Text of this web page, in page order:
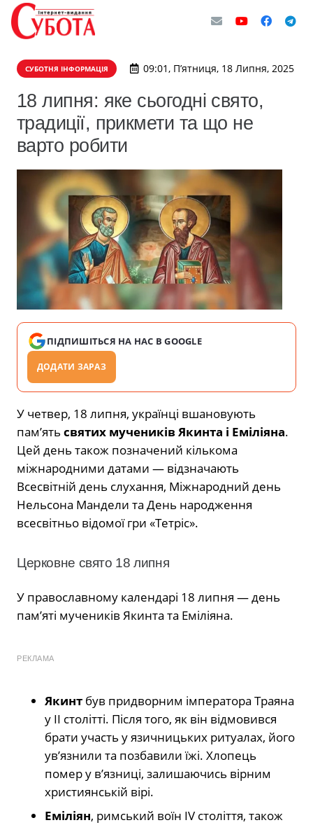
СУБОТНЯ ІНФОРМАЦІЯ 09:01, П’ятниця, 18 Липня, 2025
18 липня: яке сьогодні свято,
традиції, прикмети та що не
варто робити
ПІДПИШІТЬСЯ НА НАС В GOOGLE
ДОДАТИ ЗАРАЗ
У четвер, 18 липня, українці вшановують
пам’ять святих мучеників Якинта і Еміліяна.
Цей день також позначений кількома
міжнародними датами — відзначають
Всесвітній день слухання, Міжнародний день
Нельсона Мандели та День народження
всесвітньо відомої гри «Тетріс».
Церковне свято 18 липня
У православному календарі 18 липня — день
пам’яті мучеників Якинта та Еміліяна.
РЕКЛАМА
Якинт був придворним імператора Траяна
у II столітті. Після того, як він відмовився
брати участь у язичницьких ритуалах, його
ув’язнили та позбавили їжі. Хлопець
помер у в’язниці, залишаючись вірним
християнській вірі.
Еміліян, римський воїн IV століття, також